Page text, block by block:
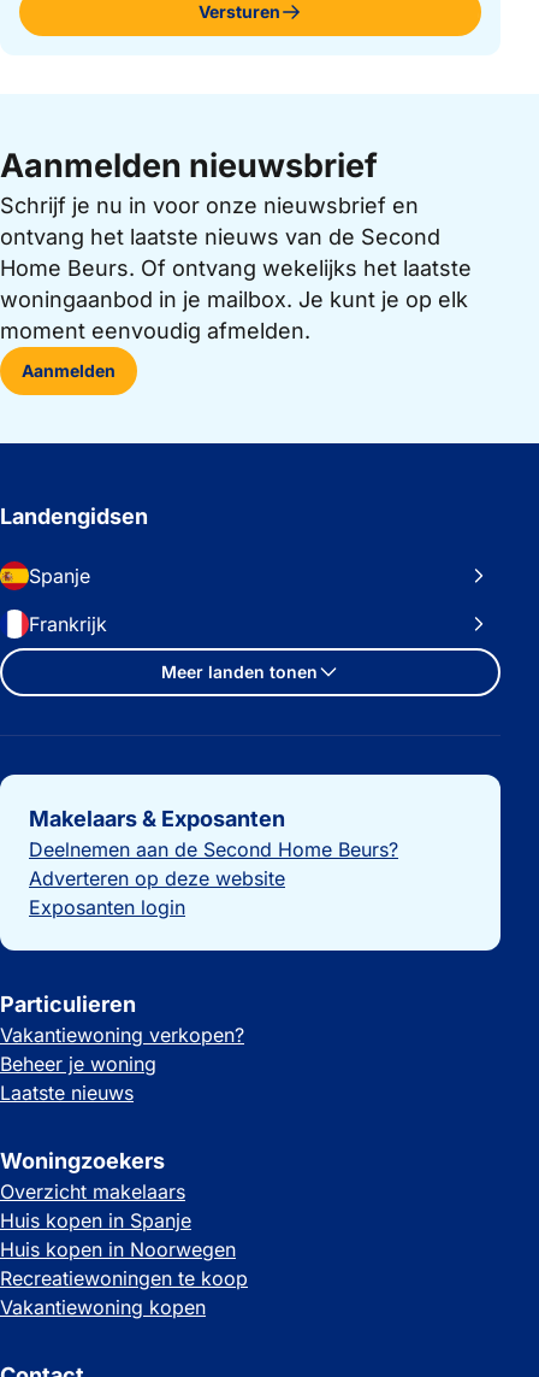
Versturen
Aanmelden nieuwsbrief
Schrijf je nu in voor onze nieuwsbrief en
ontvang het laatste nieuws van de Second
Home Beurs. Of ontvang wekelijks het laatste
woningaanbod in je mailbox. Je kunt je op elk
moment eenvoudig afmelden.
Aanmelden
Landengidsen
Spanje
Frankrijk
Meer landen tonen
Belangrijke links
Makelaars & Exposanten
Deelnemen aan de Second Home Beurs?
Adverteren op deze website
Exposanten login
Particulieren
Vakantiewoning verkopen?
Beheer je woning
Laatste nieuws
Woningzoekers
Overzicht makelaars
Huis kopen in Spanje
Huis kopen in Noorwegen
Recreatiewoningen te koop
Vakantiewoning kopen